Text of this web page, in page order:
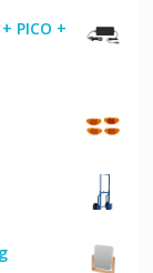
PICO +